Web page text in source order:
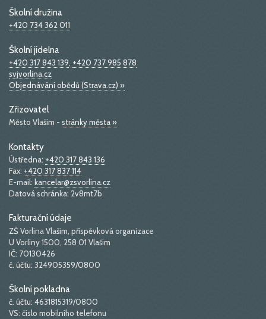
Školní družina
+420 734 362 011
Školní jídelna
+420 317 843 139 +420 737 985 878
svjvorlina.cz
Objednávání obědů (Strava.cz) »
Zřizovatel
Město Vlašim - stránky města »
Kontakty
Ústředna: +420 317 843 136
Fax: +420 317 837 114
E-mail: kancelar@zsvorlina.cz
Datová schránka: 2v8mt7b
Fakturační údaje
ZŠ Vorlina Vlašim, příspěvková organizace
U Vorliny 1500, 258 01 Vlašim
IČ: 70130426
č. účtu: 324905359/0800
Školní pokladna
č. účtu: 4631815319/0800
VS: číslo mobilního telefonu